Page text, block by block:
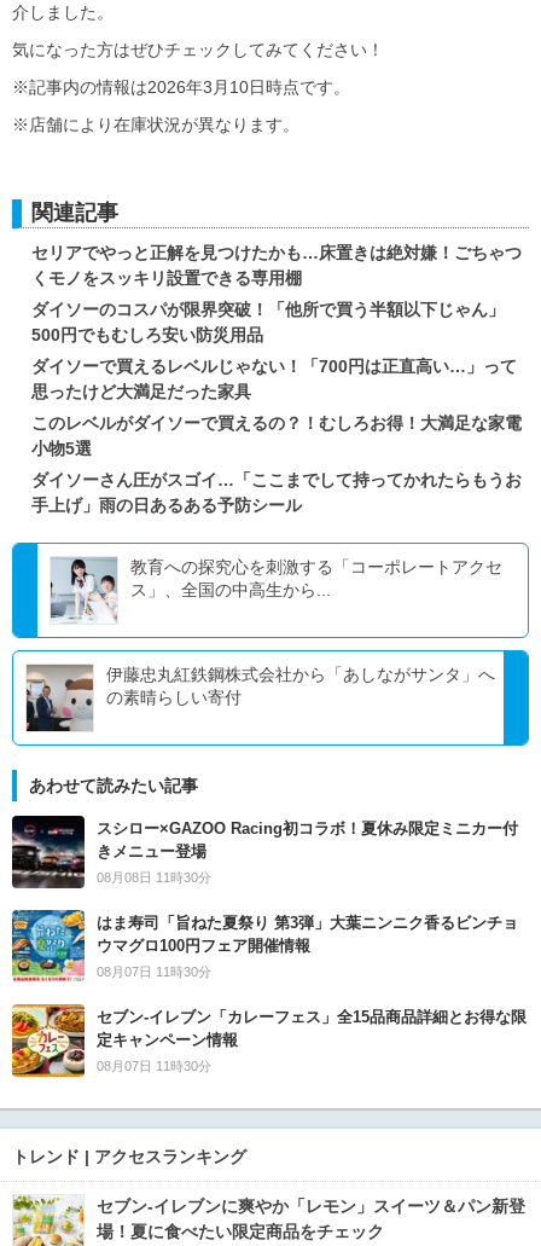
介しました。
気になった方はぜひチェックしてみてください！
※記事内の情報は2026年3月10日時点です。
※店舗により在庫状況が異なります。
関連記事
セリアでやっと正解を見つけたかも…床置きは絶対嫌！ごちゃつ
くモノをスッキリ設置できる専用棚
ダイソーのコスパが限界突破！「他所で買う半額以下じゃん」
500円でもむしろ安い防災用品
ダイソーで買えるレベルじゃない！「700円は正直高い…」って
思ったけど大満足だった家具
このレベルがダイソーで買えるの？！むしろお得！大満足な家電
小物5選
ダイソーさん圧がスゴイ…「ここまでして持ってかれたらもうお
手上げ」雨の日あるある予防シール
教育への探究心を刺激する「コーポレートアクセ
ス」、全国の中高生から...
伊藤忠丸紅鉄鋼株式会社から「あしながサンタ」へ
の素晴らしい寄付
あわせて読みたい記事
スシロー×GAZOO Racing初コラボ！夏休み限定ミニカー付
きメニュー登場
08月08日 11時30分
はま寿司「旨ねた夏祭り 第3弾」大葉ニンニク香るビンチョ
ウマグロ100円フェア開催情報
08月07日 11時30分
セブン‐イレブン「カレーフェス」全15品商品詳細とお得な限
定キャンペーン情報
08月07日 11時30分
トレンド | アクセスランキング
セブン‐イレブンに爽やか「レモン」スイーツ＆パン新登
場！夏に食べたい限定商品をチェック